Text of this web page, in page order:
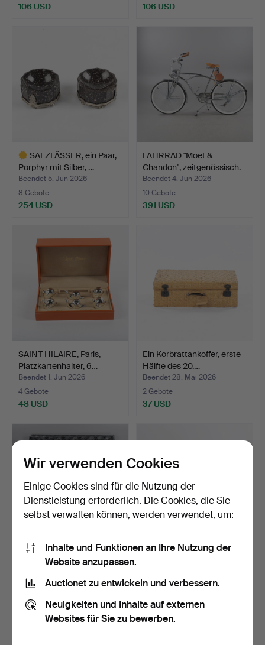
106 USD 106 USD
SALZFÄSSER, ein Paar,
Porphyr mit Silber, …
Beendet 5. Jun 2026
8 Gebote
254 USD
FAHRRAD "Moët &
Chandon", zeitgenössisch.
Beendet 4. Jun 2026
10 Gebote
391 USD
SAINT HILAIRE, Paris,
Platzkartenhalter, 6…
Beendet 1. Jun 2026
4 Gebote
48 USD
Ein Korbrattankoffer, erste
Hälfte des 20.…
Beendet 28. Mai 2026
2 Gebote
37 USD
ZAUN, 6 Sektionen,
Schmiedeeisen, 1940er J…
6 Gebote
211 USD
KISSEN, 9 Stück, Firma
465 USD
Wir verwenden Cookies
Einige Cookies sind für die Nutzung der
Dienstleistung erforderlich. Die Cookies, die Sie
selbst verwalten können, werden verwendet, um:
Inhalte und Funktionen an Ihre Nutzung der
Website anzupassen.
Auctionet zu entwickeln und verbessern.
Neuigkeiten und Inhalte auf externen
Websites für Sie zu bewerben.